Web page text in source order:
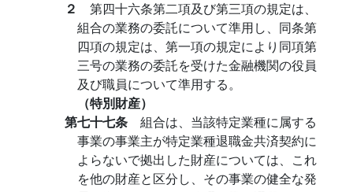
２ 第四十六条第二項及び第三項の規定は、
組合の業務の委託について準用し、同条第
四項の規定は、第一項の規定により同項第
三号の業務の委託を受けた金融機関の役員
及び職員について準用する。
（特別財産）
第七十七条 組合は、当該特定業種に属する
事業の事業主が特定業種退職金共済契約に
よらないで拠出した財産については、これ
を他の財産と区分し、その事業の健全な発